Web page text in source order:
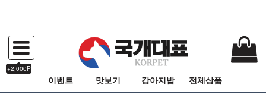
+2,000P
이벤트 맛보기 강아지밥 전체상품